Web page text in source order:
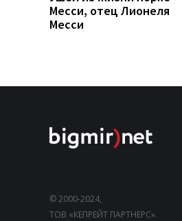
Месси, отец Лионеля
Месси
© 2000-2024,
ТОВ «КЕПРЕЙТ ПАРТНЕРС».